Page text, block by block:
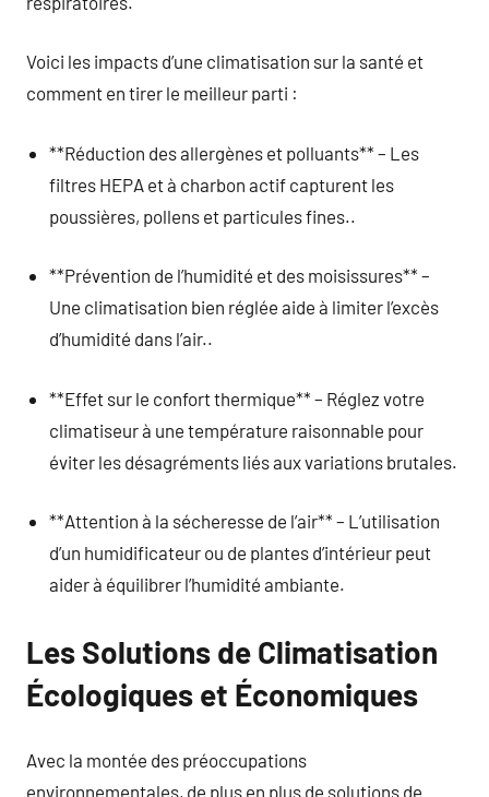
Voici les impacts d’une climatisation sur la santé et
comment en tirer le meilleur parti :
**Réduction des allergènes et polluants** – Les
filtres HEPA et à charbon actif capturent les
poussières, pollens et particules fines..
**Prévention de l’humidité et des moisissures** –
Une climatisation bien réglée aide à limiter l’excès
d’humidité dans l’air..
**Effet sur le confort thermique** – Réglez votre
climatiseur à une température raisonnable pour
éviter les désagréments liés aux variations brutales.
**Attention à la sécheresse de l’air** – L’utilisation
d’un humidificateur ou de plantes d’intérieur peut
aider à équilibrer l’humidité ambiante.
Les Solutions de Climatisation
Écologiques et Économiques
Avec la montée des préoccupations
environnementales, de plus en plus de solutions de